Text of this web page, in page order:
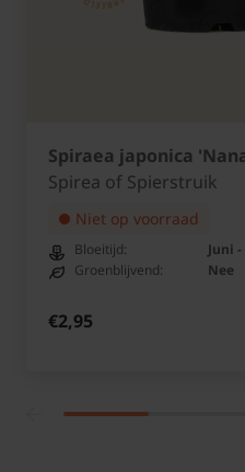
Spiraea japonica
Spirea of Spierstruik
Niet op voorraad
Bloeitijd:
Juni
Groenblijvend:
Nee
€2,95